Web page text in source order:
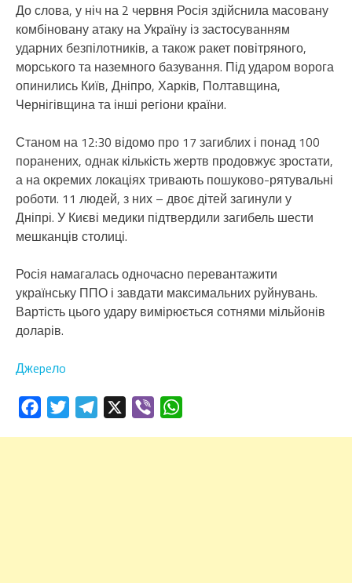
До слова, у ніч на 2 червня Росія здійснила масовану
комбіновану атаку на Україну із застосуванням
ударних безпілотників, а також ракет повітряного,
морського та наземного базування. Під ударом ворога
опинились Київ, Дніпро, Харків, Полтавщина,
Чернігівщина та інші регіони країни.
Станом на 12:30 відомо про 17 загиблих і понад 100
поранених, однак кількість жертв продовжує зростати,
а на окремих локаціях тривають пошуково-рятувальні
роботи. 11 людей, з них – двоє дітей загинули у
Дніпрі. У Києві медики підтвердили загибель шести
мешканців столиці.
Росія намагалась одночасно перевантажити
українську ППО і завдати максимальних руйнувань.
Вартість цього удару вимірюється сотнями мільйонів
доларів.
Джepeлo
FacebookTwitterTelegram Viber